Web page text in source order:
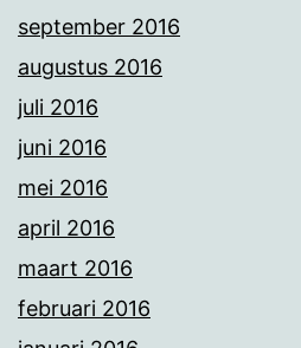
september 2016
augustus 2016
juli 2016
juni 2016
mei 2016
april 2016
maart 2016
februari 2016